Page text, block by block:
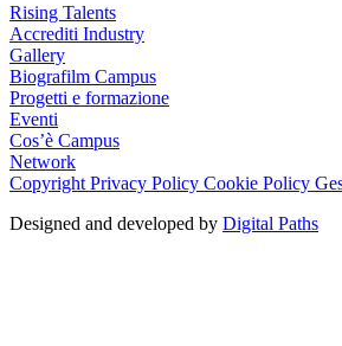
Rising Talents
Accrediti Industry
Gallery
Biografilm Campus
Progetti e formazione
Eventi
Cos’è Campus
Network
Copyright Privacy Policy Cookie Policy
Designed and developed by Digital Paths